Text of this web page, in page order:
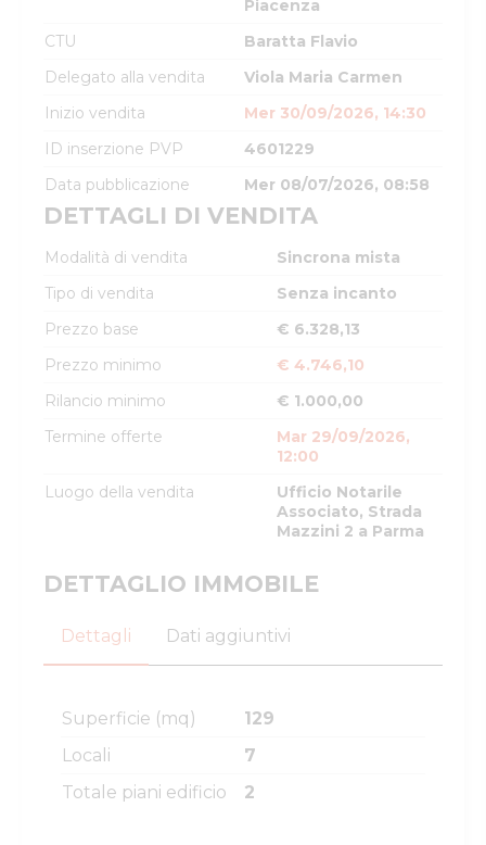
Piacenza
CTU
Baratta Flavio
Delegato alla vendita
Viola Maria Carmen
Inizio vendita
Mer 30/09/2026, 14:30
ID inserzione PVP
4601229
Data pubblicazione
Mer 08/07/2026, 08:58
DETTAGLI DI VENDITA
Modalità di vendita
Sincrona mista
Tipo di vendita
Senza incanto
Prezzo base
€ 6.328,13
Prezzo minimo
€ 4.746,10
Rilancio minimo
€ 1.000,00
Termine offerte
Mar 29/09/2026,
12:00
Luogo della vendita
Ufficio Notarile
Associato, Strada
Mazzini 2 a Parma
DETTAGLIO IMMOBILE
Dettagli Dati aggiuntivi
Superficie (mq)
129
Locali
7
Totale piani edificio
2